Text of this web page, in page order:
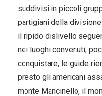
suddivisi in piccoli
partigiani della divisione
il ripido dislivello
nei luoghi convenuti,
conquistare, le guide
presto gli americani
monte Mancinello, il